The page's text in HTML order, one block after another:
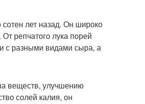
лет назад. Он широко
репчатого лука порей
с разными видами сыра, а
веществ, улучшению
солей калия, он